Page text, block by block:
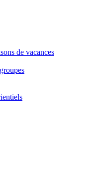
de vacances